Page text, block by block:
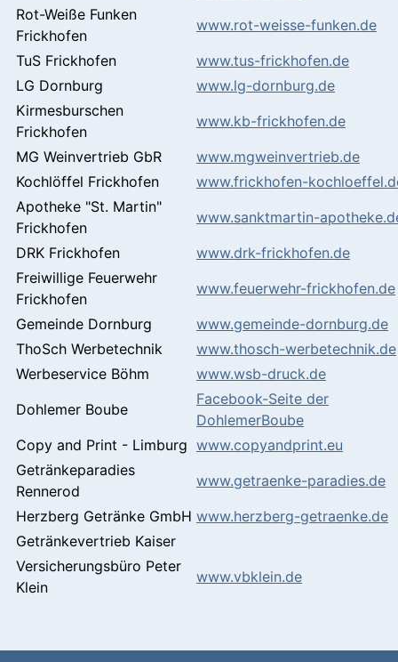
Rot-Weiße Funken
Frickhofen
www.rot-weisse-funken.de
TuS Frickhofen
www.tus-frickhofen.de
LG Dornburg
www.lg-dornburg.de
Kirmesburschen
Frickhofen
www.kb-frickhofen.de
MG Weinvertrieb GbR
www.mgweinvertrieb.de
Kochlöffel Frickhofen
www.frickhofen-
Apotheke "St. Martin"
Frickhofen
www.sanktmartin-
DRK Frickhofen
www.drk-frickhofen.de
Freiwillige Feuerwehr
Frickhofen
www.feuerwehr-frickhofen.de
Gemeinde Dornburg
www.gemeinde-dornburg.de
ThoSch Werbetechnik
www.thosch-werbetechnik.de
Werbeservice Böhm
www.wsb-druck.de
Dohlemer Boube
Facebook-Seite der
DohlemerBoube
Copy and Print - Limburg www.copyandprint.eu
Getränkeparadies
Rennerod
www.getraenke-paradies.de
Herzberg Getränke GmbH www.herzberg-getraenke.de
Getränkevertrieb Kaiser
Versicherungsbüro Peter
Klein
www.vbklein.de